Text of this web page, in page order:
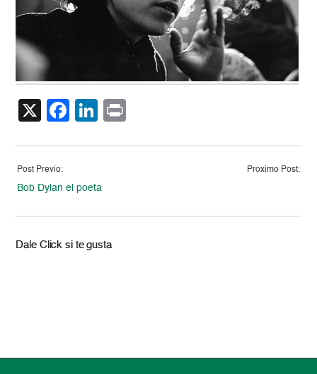
X Facebook
LinkedIn
Post Previo:
Bob Dylan el poeta
Proximo Post:
Dale Click si te gusta